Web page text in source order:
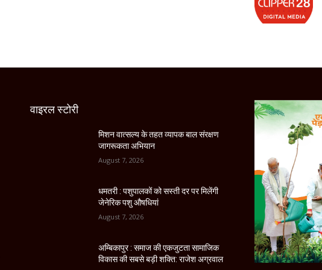
वाइरल स्टोरी
मिशन वात्सल्य के तहत व्यापक बाल संरक्षण
जागरूकता अभियान
August 7, 2026
धमतरी : पशुपालकों को सस्ती दर पर मिलेंगी
जेनेरिक पशु औषधियां
August 7, 2026
अम्बिकापुर : समाज की एकजुटता सामाजिक
विकास की सबसे बड़ी शक्ति: राजेश अग्रवाल